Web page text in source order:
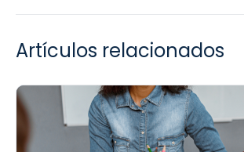
Artículos relacionados